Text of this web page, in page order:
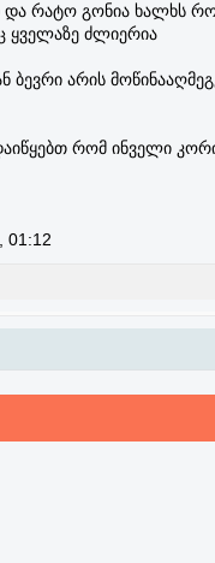
და რატო გონია ხალხს
ყველაზე ძლიერია
ბევრი არის
რომ ინველი
01:12